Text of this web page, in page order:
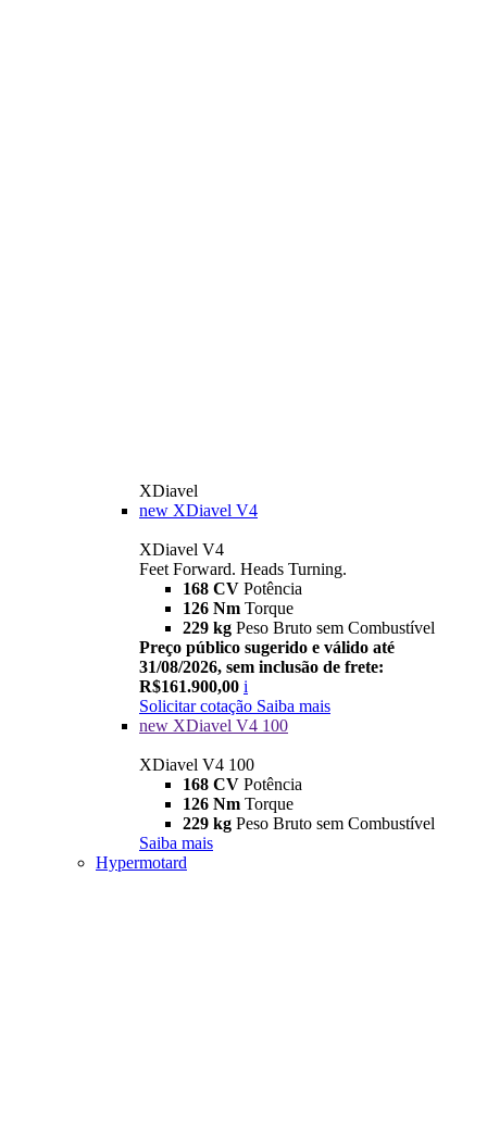
XDiavel
new XDiavel V4
XDiavel V4
Feet Forward. Heads Turning.
168 CV Potência
126 Nm Torque
229 kg Peso Bruto sem Combustível
Preço público sugerido e válido até
31/08/2026, sem inclusão de frete:
R$161.900,00 i
Solicitar cotação Saiba mais
new XDiavel V4 100
XDiavel V4 100
168 CV Potência
126 Nm Torque
229 kg Peso Bruto sem Combustível
Saiba mais
Hypermotard